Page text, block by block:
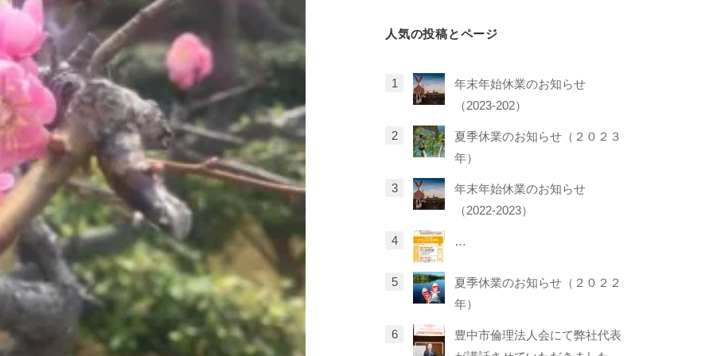
ー
人気の投稿とページ
年末年始休業のお知らせ
（2023-202）
夏季休業のお知らせ（２０２３
年）
年末年始休業のお知らせ
（2022-2023）
…
夏季休業のお知らせ（２０２２
年）
豊中市倫理法人会にて弊社代表